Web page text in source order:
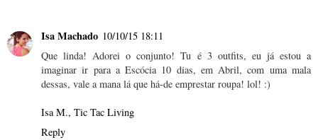
Isa Machado 10/10/15 18:11
Que linda! Adorei o conjunto! Tu é 3 outfits, eu já estou a
imaginar ir para a Escócia 10 dias, em Abril, com uma mala
dessas, vale a mana lá que há-de emprestar roupa! lol! :)
Isa M., Tic Tac Living
Reply